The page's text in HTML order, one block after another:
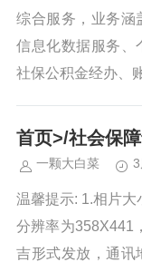
综合服务，业务涵
信息化数据服务、
社保公积金经办、
首页>/社会保
一颗大白菜
温馨提示: 1.相片大
分辨率为358X441
吉形式发放，通讯